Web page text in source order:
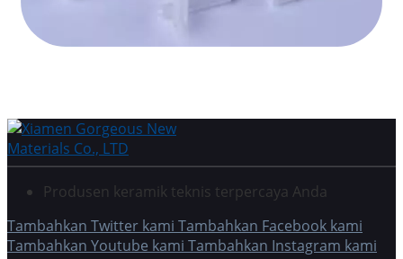
Produsen keramik teknis terpercaya Anda
Tambahkan Twitter kami Tambahkan Facebook kami
Tambahkan Youtube kami Tambahkan Instagram kami